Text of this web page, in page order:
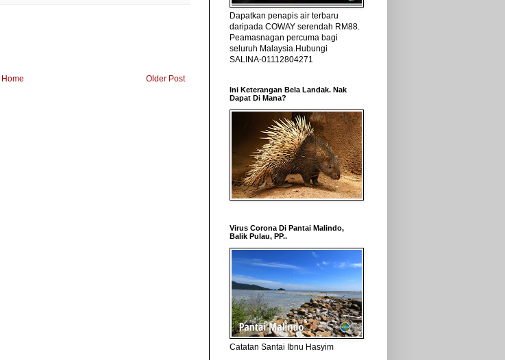
Older Post
Home
Dapatkan penapis air terbaru
daripada COWAY serendah RM88.
Peamasnagan percuma bagi
seluruh Malaysia.Hubungi
SALINA-01112804271
Ini Keterangan Bela Landak. Nak
Dapat Di Mana?
Virus Corona Di Pantai Malindo,
Balik Pulau, PP..
Catatan Santai Ibnu Hasyim